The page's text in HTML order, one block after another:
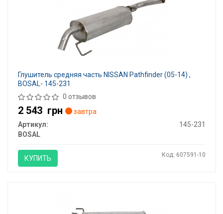
Глушитель средняя часть NISSAN Pathfinder (05-14) ,
BOSAL- 145-231
0 отзывов
2 543 грн
завтра
Артикул:
145-231
BOSAL
КУПИТЬ Код: 607591-10